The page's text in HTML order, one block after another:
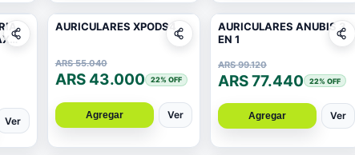
Ver
AURICULARES XPODS4
ARS 55.040
ARS 43.000 22% OFF
Agregar Ver
AURICULARES ANUBIS 3
EN 1
ARS 99.120
ARS 77.440 22% OFF
Agregar Ver